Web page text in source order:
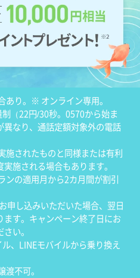
り。※ オンライン専用。
（22円/30秒。0570から始ま
なり、通話定額対象外の電話
されたものと同様または有利
施される場合もあります。
の適用月から2カ月間が割引
申し込みいただいた場合、翌日
す。キャンペーン終了日にお
い。
、LINEモバイルから乗り換え
不可。